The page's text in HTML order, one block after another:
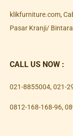
klikfurniture.com,
Pasar Kranji/
CALL US NOW :
021-8855004, 021-
0812-168-168-96,